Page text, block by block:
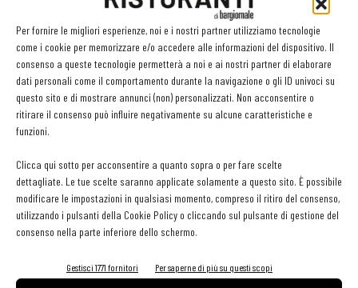
Per fornire le migliori esperienze, noi e i nostri partner utilizziamo tecnologie
come i cookie per memorizzare e/o accedere alle informazioni del dispositivo. Il
consenso a queste tecnologie permetterà a noi e ai nostri partner di elaborare
dati personali come il comportamento durante la navigazione o gli ID univoci su
questo sito e di mostrare annunci (non) personalizzati. Non acconsentire o
ritirare il consenso può influire negativamente su alcune caratteristiche e
funzioni.
Clicca qui sotto per acconsentire a quanto sopra o per fare scelte
dettagliate. Le tue scelte saranno applicate solamente a questo sito. È possibile
modificare le impostazioni in qualsiasi momento, compreso il ritiro del consenso,
utilizzando i pulsanti della Cookie Policy o cliccando sul pulsante di gestione del
consenso nella parte inferiore dello schermo.
Gestisci 1771 fornitori Per saperne di più su questi scopi
Sul probabile aumento dei listini che potrebbe verificarsi già nei
primi mesi del 2022 incide, oltre all’inflazione acquisita dalla filiera
e l’impennata dei costi dell’energia, anche il fatto che il 43% delle
imprese non ritocca i prezzi da oltre di un anno.Il 76%
dichiara che li aggiornerà nella prima parte del 2022ma non
per almeno un altro anno.
Facebook Twitter